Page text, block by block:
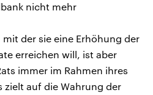
nicht mehr
der sie eine Erhöhung der
erreichen will, ist aber
immer im Rahmen ihres
zielt auf die Wahrung der